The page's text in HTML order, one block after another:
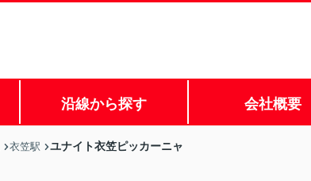
沿線から探す 会社概要
衣笠駅 ユナイト衣笠ピッカーニャ